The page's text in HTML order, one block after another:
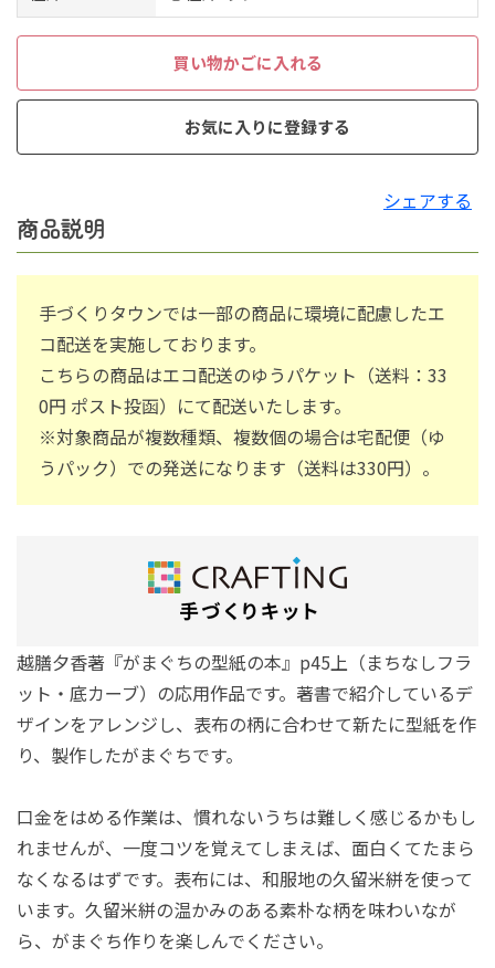
買い物かごに入れる
お気に入りに登録する
シェアする
商品説明
手づくりタウンでは一部の商品に環境に配慮したエ
コ配送を実施しております。
こちらの商品はエコ配送のゆうパケット（送料：33
0円 ポスト投函）にて配送いたします。
※対象商品が複数種類、複数個の場合は宅配便（ゆ
うパック）での発送になります（送料は330円）。
越膳夕香著『がまぐちの型紙の本』p45上（まちなしフラ
ット・底カーブ）の応用作品です。著書で紹介しているデ
ザインをアレンジし、表布の柄に合わせて新たに型紙を作
り、製作したがまぐちです。
口金をはめる作業は、慣れないうちは難しく感じるかもし
れませんが、一度コツを覚えてしまえば、面白くてたまら
なくなるはずです。表布には、和服地の久留米絣を使って
います。久留米絣の温かみのある素朴な柄を味わいなが
ら、がまぐち作りを楽しんでください。